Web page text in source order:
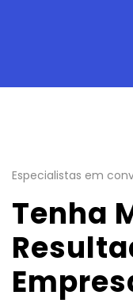
Especialistas em
Tenha